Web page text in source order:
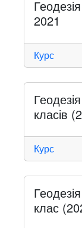
2021
Курс
класів
Курс
клас